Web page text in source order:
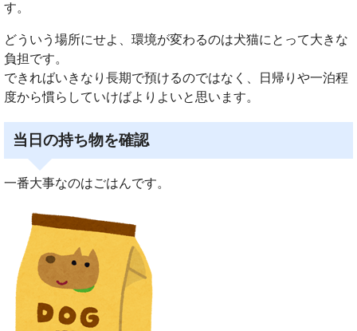
す。
どういう場所にせよ、環境が変わるのは犬猫にとって大きな
負担です。
できればいきなり長期で預けるのではなく、日帰りや一泊程
度から慣らしていけばよりよいと思います。
当日の持ち物を確認
一番大事なのはごはんです。